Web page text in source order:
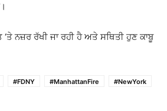
‘ਤੇ ਨਜ਼ਰ ਰੱਖੀ ਜਾ ਰਹੀ ਹੈ ਅਤੇ ਸਥਿਤੀ ਹੁਣ ਕਾਬੂ
#FDNY #ManhattanFire
#NewYork